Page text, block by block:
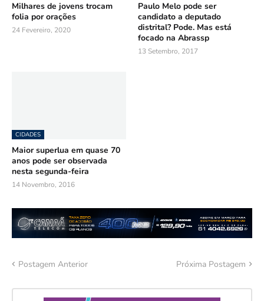
Milhares de jovens trocam
folia por orações
24 Fevereiro, 2020
Paulo Melo pode ser
candidato a deputado
distrital? Pode. Mas está
focado na Abrassp
13 Setembro, 2017
CIDADES
Maior superlua em quase 70
anos pode ser observada
nesta segunda-feira
14 Novembro, 2016
Postagem Anterior Próxima Postagem